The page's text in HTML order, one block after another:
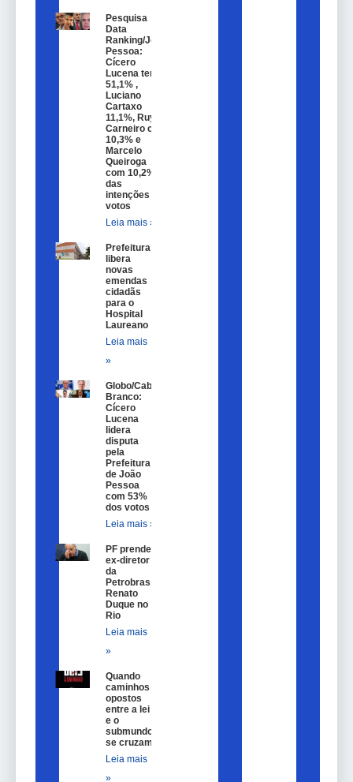
Pesquisa
Data
Ranking/João
Pessoa:
Cícero
Lucena tem
51,1% ,
Luciano
Cartaxo
11,1%, Ruy
Carneiro com
10,3% e
Marcelo
Queiroga
com 10,2%
das
intenções de
votos
Leia mais »
Prefeitura
libera
novas
emendas
cidadãs
para o
Hospital
Laureano
Leia mais
»
Globo/Cabo
Branco:
Cícero
Lucena
lidera
disputa
pela
Prefeitura
de João
Pessoa
com 53%
dos votos
Leia mais »
PF prende
ex-diretor
da
Petrobras
Renato
Duque no
Rio
Leia mais
»
Quando
caminhos
opostos
entre a lei
e o
submundo
se cruzam
Leia mais
»